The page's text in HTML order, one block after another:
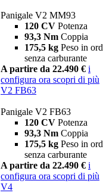
Panigale V2 MM93
120 CV Potenza
93,3 Nm Coppia
175,5 kg Peso in
senza carburante
A partire da 22.490 € i
configura ora scopri di più
V2 FB63
Panigale V2 FB63
120 CV Potenza
93,3 Nm Coppia
175,5 kg Peso in
senza carburante
A partire da 22.490 € i
configura ora scopri di più
V4